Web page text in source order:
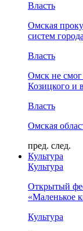
Власть
Омская
систем города
Власть
Омск не
Козицкого и
Власть
Омская
пред. след.
Культура
Культура
Открытый
«Маленькое
Культура